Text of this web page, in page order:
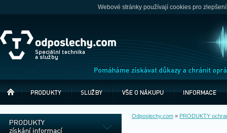
Webové stránky používají cookies pro
Odposlechy.com » PRODUKTY